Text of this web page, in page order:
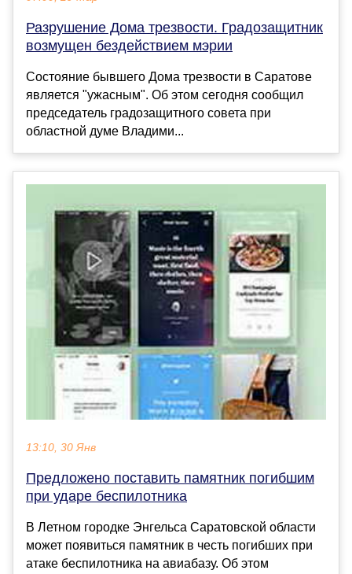
Разрушение Дома трезвости. Градозащитник
возмущен бездействием мэрии
Состояние бывшего Дома трезвости в Саратове
является "ужасным". Об этом сегодня сообщил
председатель градозащитного совета при
областной думе Владими...
13:10, 30 Янв
Предложено поставить памятник погибшим
при ударе беспилотника
В Летном городке Энгельса Саратовской области
может появиться памятник в честь погибших при
атаке беспилотника на авиабазу. Об этом